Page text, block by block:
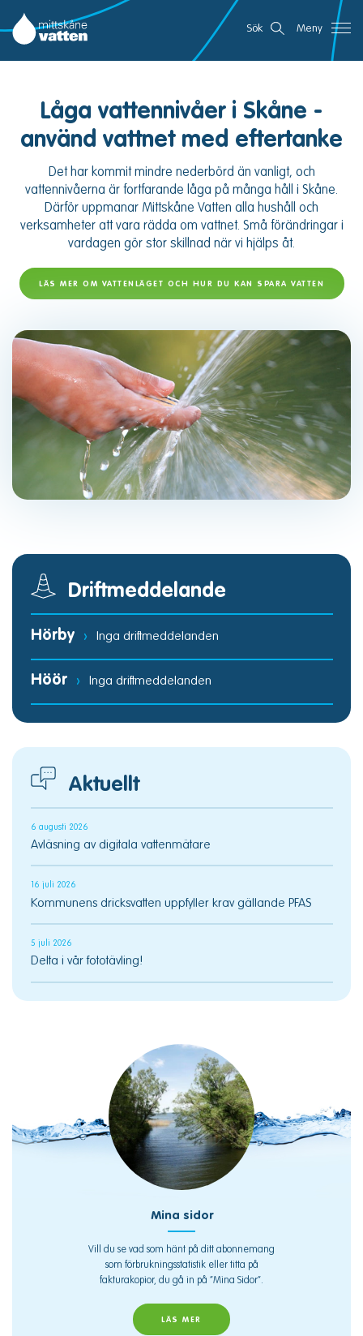
Gå
direkt
till
Mittskåne Vatten
Sök Meny
Låga vattennivåer i Skåne -
använd vattnet med eftertanke
Det har kommit mindre nederbörd än vanligt, och
vattennivåerna är fortfarande låga på många håll i Skåne.
Därför uppmanar Mittskåne Vatten alla hushåll och
verksamheter att vara rädda om vattnet. Små förändringar i
vardagen gör stor skillnad när vi hjälps åt.
LÄS MER OM VATTENLÄGET OCH HUR DU KAN SPARA VATTEN
Driftmeddelande
Hörby › Inga driftmeddelanden
Höör › Inga driftmeddelanden
Aktuellt
6 augusti 2026
Avläsning av digitala vattenmätare
16 juli 2026
Kommunens dricksvatten uppfyller krav gällande PFAS
5 juli 2026
Delta i vår fototävling!
Mina sidor
Vill du se vad som hänt på ditt abonnemang
som förbrukningsstatistik eller titta på
fakturakopior, du gå in på “Mina Sidor”.
LÄS MER